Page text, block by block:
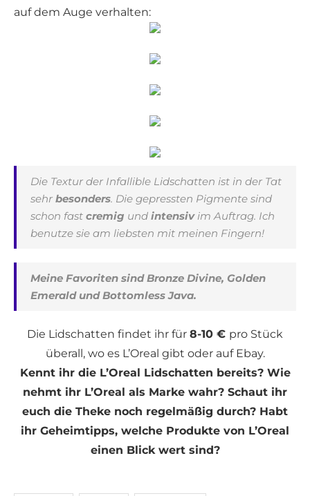
auf dem Auge verhalten:
Die Textur der Infallible Lidschatten ist in der Tat
sehr besonders. Die gepressten Pigmente sind
schon fast cremig und intensiv im Auftrag. Ich
benutze sie am liebsten mit meinen Fingern!
Meine Favoriten sind Bronze Divine, Golden
Emerald und Bottomless Java.
Die Lidschatten findet ihr für 8-10 € pro Stück
überall, wo es L’Oreal gibt oder auf Ebay.
Kennt ihr die L’Oreal Lidschatten bereits? Wie
nehmt ihr L’Oreal als Marke wahr? Schaut ihr
euch die Theke noch regelmäßig durch? Habt
ihr Geheimtipps, welche Produkte von L’Oreal
einen Blick wert sind?